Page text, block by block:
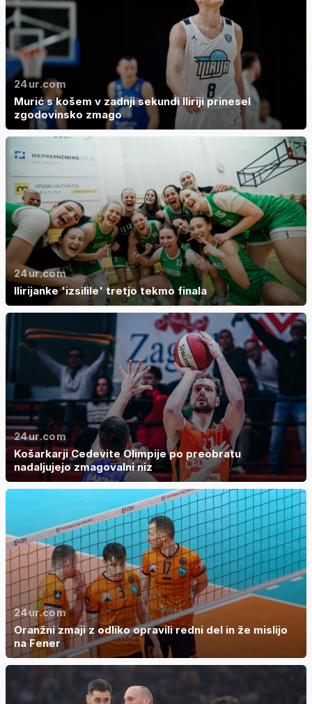
24ur.com
Murić s košem v zadnji sekundi Iliriji prinesel
zgodovinsko zmago
24ur.com
Ilirijanke 'izsilile' tretjo tekmo finala
24ur.com
Košarkarji Cedevite Olimpije po preobratu
nadaljujejo zmagovalni niz
24ur.com
Oranžni zmaji z odliko opravili redni del in že mislijo
na Fener